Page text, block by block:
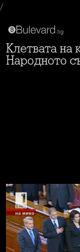
/
Клетвата на кабинета "Борисов-2" в
Народното